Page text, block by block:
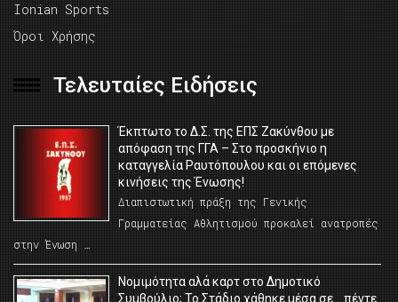
Ionian Sports
Όροι Χρήσης
Τελευταίες Ειδήσεις
Έκπτωτο το Δ.Σ. της ΕΠΣ Ζακύνθου με
απόφαση της ΓΓΑ – Στο προσκήνιο η
καταγγελία Ραυτόπουλου και οι επόμενες
κινήσεις της Ένωσης!
Διαπιστωτική πράξη της Γενικής
Γραμματείας Αθλητισμού προκαλεί ανατροπές
στην Ένωση …
Νομιμότητα αλά καρτ στο Δημοτικό
Συμβούλιο; Το Στάδιο χάθηκε μέσα σε… πέντε